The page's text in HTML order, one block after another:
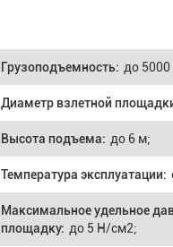
Грузоподъемность: до 5000
Диаметр взлетной
Высота подъема: до 6 м;
Температура эксплуатации:
Максимальное удельное
площадку: до 5 Н/см2;